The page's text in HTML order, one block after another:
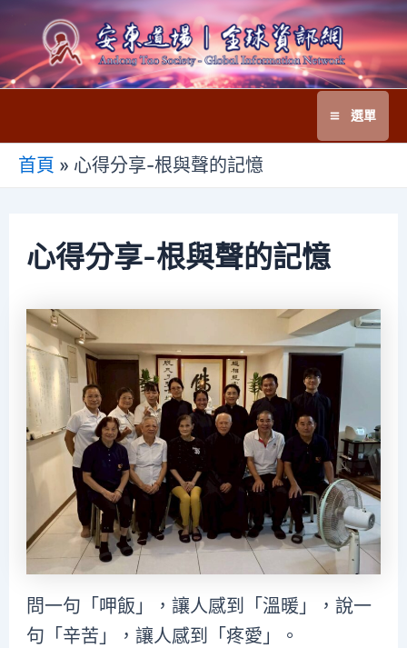
至
主
Main
選單
首頁 » 心得分享-根與聲的記憶
心得分享-根與聲的記憶
問一句「呷飯」，讓人感到「溫暖」，說一
句「辛苦」，讓人感到「疼愛」。